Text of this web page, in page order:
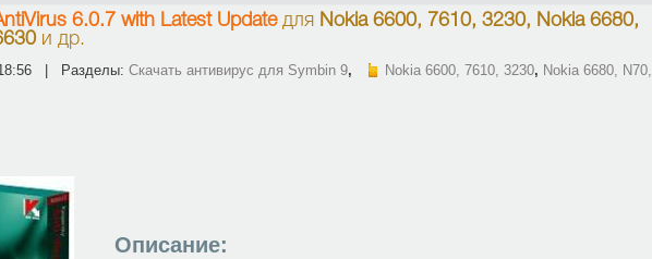
6.0.7 with Latest Updateдля Nokia 6600, 7610, 3230, Nokia 6680,
и др.
18:56 | Разделы: Скачать антивирус для Symbin 9, Nokia 6600, 7610, 3230, Nokia 6680, N70,
Описание: